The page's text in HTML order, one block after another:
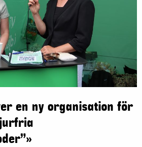
en ny organisation för